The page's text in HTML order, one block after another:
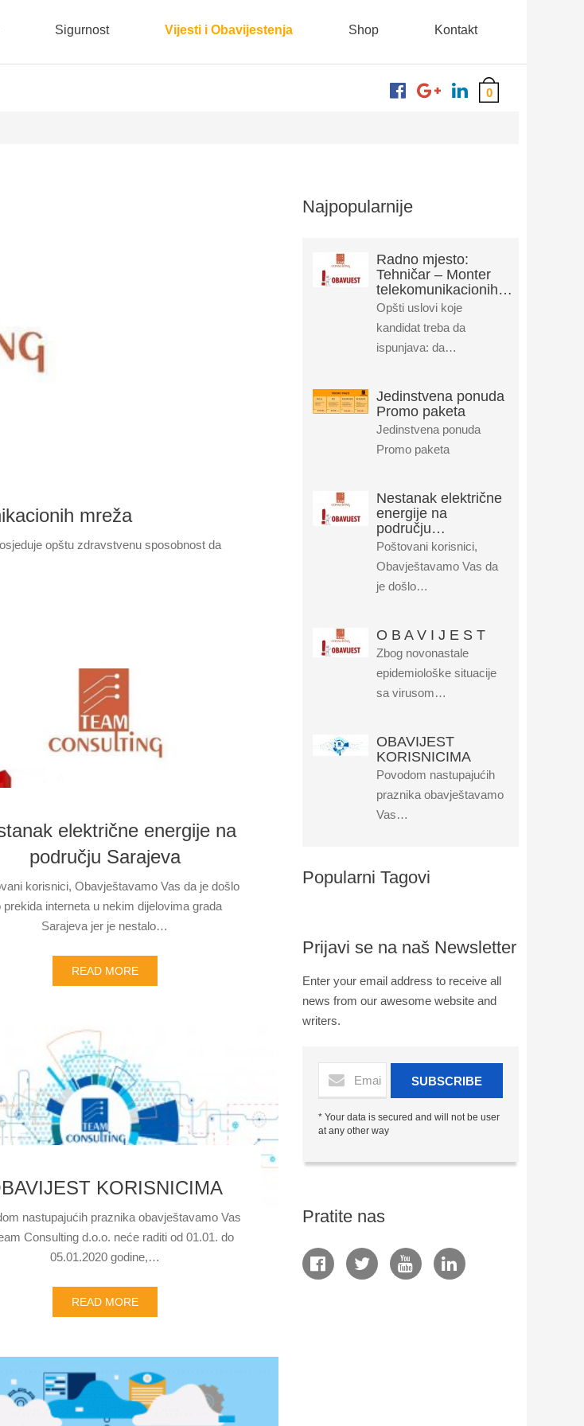
Sigurnost Vijesti i Obavijestenja Shop Kontakt
0
mreža
opštu zdravstvenu sposobnost da
električne energije na
području Sarajeva
korisnici, Obavještavamo Vas da je došlo
prekida interneta u nekim dijelovima grada
Sarajeva jer je nestalo…
READ MORE
KORISNICIMA
nastupajućih praznika obavještavamo Vas
Consulting d.o.o. neće raditi od 01.01. do
05.01.2020 godine,…
READ MORE
Najpopularnije
Radno mjesto:
Tehničar – Monter
telekomunikacionih…
Opšti uslovi koje
kandidat treba da
ispunjava: da…
Jedinstvena ponuda
Promo paketa
Jedinstvena ponuda
Promo paketa
Nestanak električne
energije na
području…
Poštovani korisnici,
Obavještavamo Vas da
je došlo…
O B A V I J E S T
Zbog novonastale
epidemiološke situacije
sa virusom…
OBAVIJEST
KORISNICIMA
Povodom nastupajućih
praznika obavještavamo
Vas…
Popularni Tagovi
Prijavi se na naš Newsletter
Enter your email address to receive all
news from our awesome website and
writers.
SUBSCRIBE
* Your data is secured and will not be user
at any other way
Pratite nas